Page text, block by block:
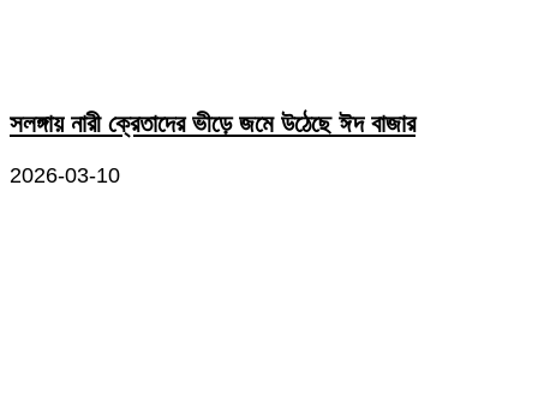
সলঙ্গায় নারী ক্রেতাদের ভীড়ে জমে উঠেছে ঈদ বাজার
2026-03-10